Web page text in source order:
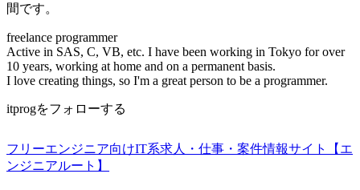
間です。
freelance programmer
Active in SAS, C, VB, etc. I have been working in Tokyo for over
10 years, working at home and on a permanent basis.
I love creating things, so I'm a great person to be a programmer.
itprogをフォローする
フリーエンジニア向けIT系求人・仕事・案件情報サイト【エ
ンジニアルート】